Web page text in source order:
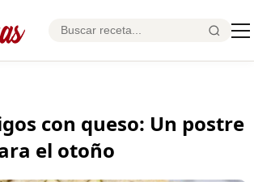
con queso: Un postre
el otoño